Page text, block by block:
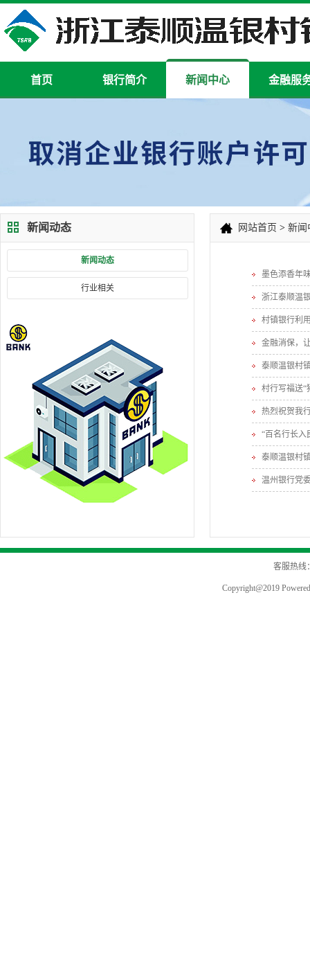
首页 银行简介 新闻中心 金融服
新闻动态
新闻动态
行业相关
网站首页 > 新闻
墨色添香年
浙江泰顺温
村镇银行利
金融消保，
泰顺温银村
村行写福送“
热烈祝贺我
“百名行长入
泰顺温银村
温州银行党
客服热线
Copyright@2019